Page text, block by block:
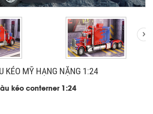
KÉO MỸ HẠNG NẶNG 1:24
kéo conterner 1:24